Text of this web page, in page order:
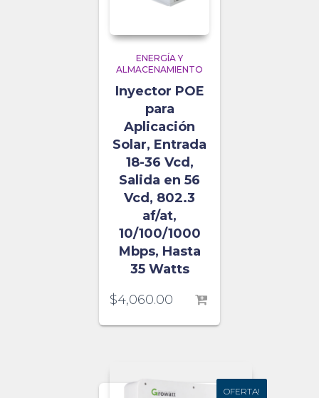
ENERGÍA Y
ALMACENAMIENTO
Inyector POE
para
Aplicación
Solar, Entrada
18-36 Vcd,
Salida en 56
Vcd, 802.3
af/at,
10/100/1000
Mbps, Hasta
35 Watts
$4,060.00
OFERTA!
OFERTA!